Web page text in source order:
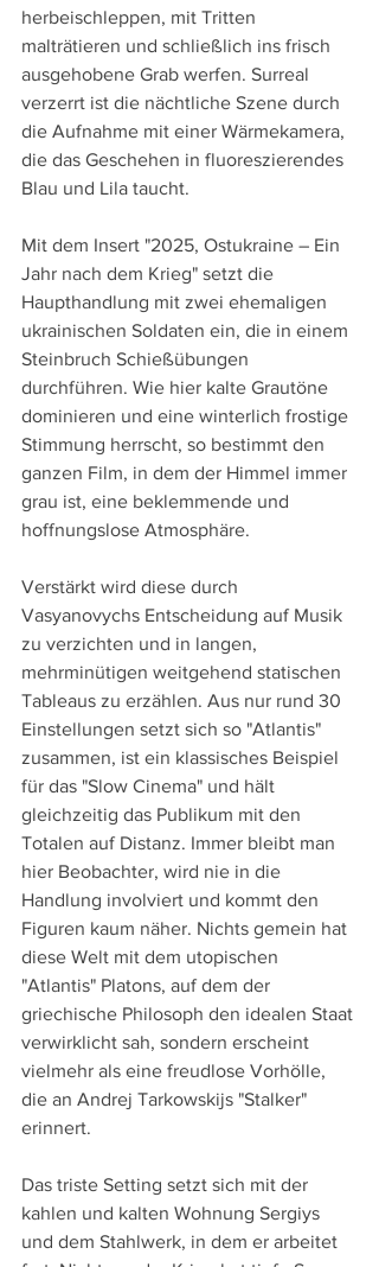
herbeischleppen, mit Tritten
malträtieren und schließlich ins frisch
ausgehobene Grab werfen. Surreal
verzerrt ist die nächtliche Szene durch
die Aufnahme mit einer Wärmekamera,
die das Geschehen in fluoreszierendes
Blau und Lila taucht.
Mit dem Insert "2025, Ostukraine – Ein
Jahr nach dem Krieg" setzt die
Haupthandlung mit zwei ehemaligen
ukrainischen Soldaten ein, die in einem
Steinbruch Schießübungen
durchführen. Wie hier kalte Grautöne
dominieren und eine winterlich frostige
Stimmung herrscht, so bestimmt den
ganzen Film, in dem der Himmel immer
grau ist, eine beklemmende und
hoffnungslose Atmosphäre.
Verstärkt wird diese durch
Vasyanovychs Entscheidung auf Musik
zu verzichten und in langen,
mehrminütigen weitgehend statischen
Tableaus zu erzählen. Aus nur rund 30
Einstellungen setzt sich so "Atlantis"
zusammen, ist ein klassisches Beispiel
für das "Slow Cinema" und hält
gleichzeitig das Publikum mit den
Totalen auf Distanz. Immer bleibt man
hier Beobachter, wird nie in die
Handlung involviert und kommt den
Figuren kaum näher. Nichts gemein hat
diese Welt mit dem utopischen
"Atlantis" Platons, auf dem der
griechische Philosoph den idealen Staat
verwirklicht sah, sondern erscheint
vielmehr als eine freudlose Vorhölle,
die an Andrej Tarkowskijs "Stalker"
erinnert.
Das triste Setting setzt sich mit der
kahlen und kalten Wohnung Sergiys
und dem Stahlwerk, in dem er arbeitet